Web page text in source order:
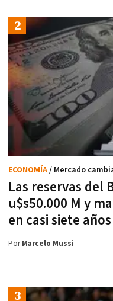
Las reservas del
u$s50.000 M y
en casi siete años
ECONOMÍA/ Mercado
PorMarcelo Mussi